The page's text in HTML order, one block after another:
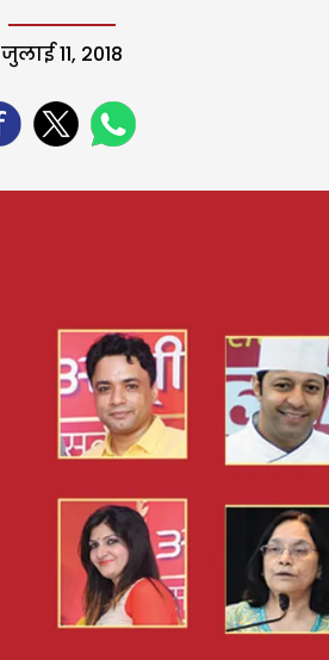
जुलाई 11, 2018